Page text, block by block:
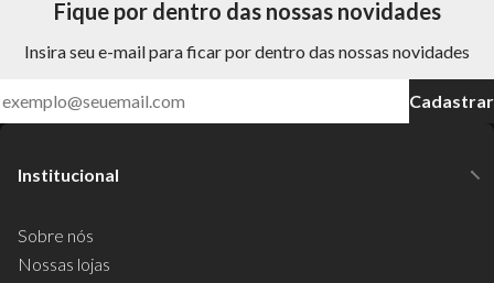
Fique por dentro das nossas novidades
Insira seu e-mail para ficar por dentro das nossas novidades
Cadastrar
Institucional
Sobre nós
Nossas lojas